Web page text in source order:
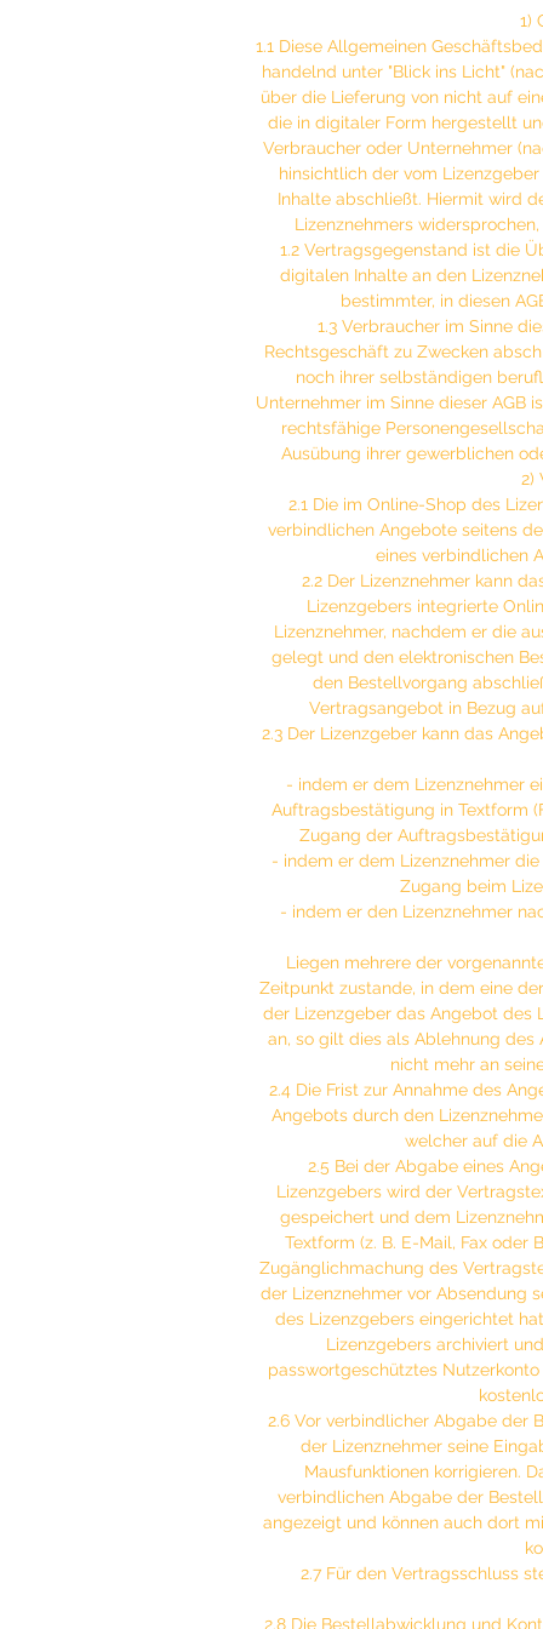
auch immer du den
Dazu führe ich dich in
diese Themen:
Verbindung mit Teil 1
Verbindung mit dem
Teilnehmer
Öffnung für die
Verbundenheit mit
Verbundenheit mit der
Präsenz -
Die Verbundenheit
Technische Hinweise:
Du bekommst nach dem
Mail, der 30 Tage gültig ist.
Nach dem Downloaden
Zeit zur Verfügung, Du
dich auf diese Weise
vertiefenden Impulsen
Das Workshop-PDF
Mail.
Sollte die automatische
innerhalb weniger
ankommen, dann schaue
Dauer des Workshops:
MP3
Größe: ca. 79 MB
Neue Zahlungsarten: Du
Überweisung (Vorkasse)
1)
1.1 Diese Allgemeinen
handelnd unter "Blick ins Licht"
über die Lieferung von nicht auf
die in digitaler Form hergestellt
Verbraucher oder Unternehmer
hinsichtlich der vom
Inhalte abschließt. Hiermit wird
Lizenznehmers
1.2 Vertragsgegenstand ist die
digitalen Inhalte an den
bestimmter, in diesen
1.3 Verbraucher im Sinne
Rechtsgeschäft zu Zwecken
noch ihrer selbständigen
Unternehmer im Sinne dieser AGB
rechtsfähige
Ausübung ihrer gewerblichen
2)
2.1 Die im Online-Shop des
verbindlichen Angebote seitens
eines verbindlichen
2.2 Der Lizenznehmer kann
Lizenzgebers integrierte
Lizenznehmer, nachdem er die
gelegt und den elektronischen
den Bestellvorgang
Vertragsangebot in Bezug
2.3 Der Lizenzgeber kann das
- indem er dem Lizenznehmer
Auftragsbestätigung in Textform
Zugang der
- indem er dem Lizenznehmer
Zugang beim
- indem er den Lizenznehmer
Liegen mehrere der
Zeitpunkt zustande, in dem eine
der Lizenzgeber das Angebot des
an, so gilt dies als Ablehnung
nicht mehr an
2.4 Die Frist zur Annahme des
Angebots durch den
welcher auf die
2.5 Bei der Abgabe eines
Lizenzgebers wird der
gespeichert und dem
Textform (z. B. E-Mail, Fax oder
Zugänglichmachung des
der Lizenznehmer vor Absendung
des Lizenzgebers eingerichtet
Lizenzgebers archiviert
passwortgeschütztes
2.6 Vor verbindlicher Abgabe der
der Lizenznehmer seine
Mausfunktionen korrigieren.
verbindlichen Abgabe der
angezeigt und können auch dort
2.7 Für den Vertragsschluss
2.8 Die Bestellabwicklung und